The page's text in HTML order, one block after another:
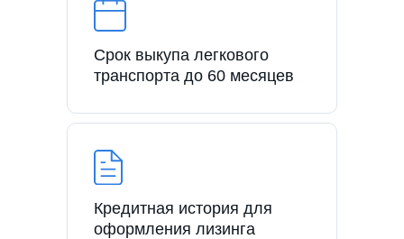
Срок выкупа легкового
транспорта до 60 месяцев
Кредитная история для
оформления лизинга